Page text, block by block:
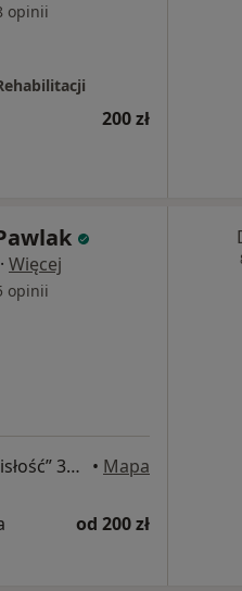
opinii
200 zł
· Więcej
opinii
Organizacji „Wolność i Niezawisłość” 35, Łódź • Mapa
od 200 zł